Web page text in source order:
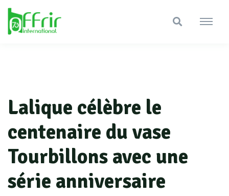
Lalique célèbre le
centenaire du vase
Tourbillons avec une
série anniversaire